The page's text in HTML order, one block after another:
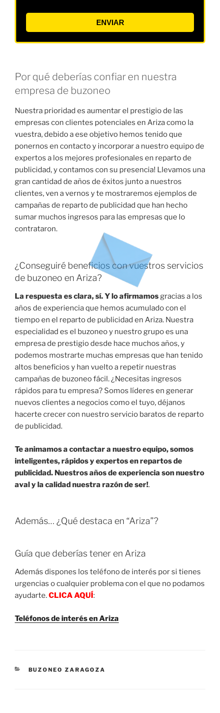
ENVIAR
Por qué deberías confiar en nuestra
empresa de buzoneo
Nuestra prioridad es aumentar el prestigio de las
empresas con clientes potenciales en Ariza como la
vuestra, debido a ese objetivo hemos tenido que
ponernos en contacto y incorporar a nuestro equipo de
expertos a los mejores profesionales en reparto de
publicidad, y contamos con su presencia! Llevamos una
gran cantidad de años de éxitos junto a nuestros
clientes, ven a vernos y te mostraremos ejemplos de
campañas de reparto de publicidad que han hecho
sumar muchos ingresos para las empresas que lo
contrataron.
¿Conseguiré beneficios con vuestros servicios
de buzoneo en Ariza?
La respuesta es clara, sí. Y lo afirmamosgracias a los
años de experiencia que hemos acumulado con el
tiempo en el reparto de publicidad en Ariza. Nuestra
especialidad es el buzoneo y nuestro grupo es una
empresa de prestigio desde hace muchos años, y
podemos mostrarte muchas empresas que han tenido
altos beneficios y han vuelto a repetir nuestras
campañas de buzoneo fácil. ¿Necesitas ingresos
rápidos para tu empresa? Somos líderes en generar
nuevos clientes a negocios como el tuyo, déjanos
hacerte crecer con nuestro servicio baratos de reparto
de publicidad.
Te animamos a contactar a nuestro equipo, somos
inteligentes, rápidos y expertos en repartos de
publicidad. Nuestros años de experiencia son nuestro
aval y la calidad nuestra razón de ser!.
Además… ¿Qué destaca en “Ariza”?
Guía que deberías tener en Ariza
Además dispones los teléfono de interés por si tienes
urgencias o cualquier problema con el que no podamos
ayudarte.CLICA AQUÍ :
Teléfonos de interés en Ariza
CATEGORIES
BUZONEO ZARAGOZA